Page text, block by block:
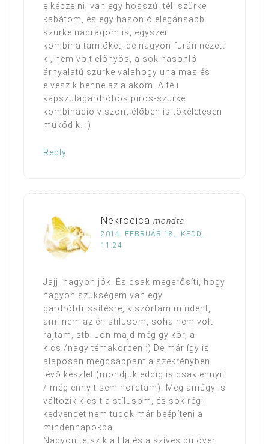
elképzelni, van egy hosszú, téli szürke
kabátom, és egy hasonló elegánsabb
szürke nadrágom is, egyszer
kombináltam őket, de nagyon furán nézett
ki, nem volt előnyös, a sok hasonló
árnyalatú szürke valahogy unalmas és
elveszik benne az alakom. A téli
kapszulagardróbos piros-szürke
kombináció viszont élőben is tökéletesen
mükődik. :)
Reply
Nekrocica mondta
2014. FEBRUÁR 18., KEDD,
11:24
Jajj, nagyon jók. És csak megerősíti, hogy
nagyon szükségem van egy
gardróbfrissítésre, kiszórtam mindent,
ami nem az én stílusom, soha nem volt
rajtam, stb. Jön majd még gy kör, a
kicsi/nagy témakörben :) De már így is
alaposan megcsappant a szekrényben
lévő készlet (mondjuk eddig is csak ennyit
/ még ennyit sem hordtam). Meg amúgy is
változik kicsit a stílusom, és sok régi
kedvencet nem tudok már beépíteni a
mindennapokba.
Nagyon tetszik a lila és a szíves pulóver